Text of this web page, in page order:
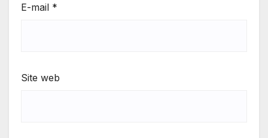
E-mail *
Site web